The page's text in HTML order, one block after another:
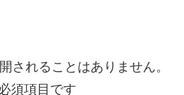
されることはありません。
須項目です